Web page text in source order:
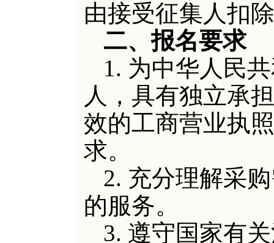
由接受征集人扣
二、报名要求
1. 为中华人民
人，具有独立承
效的工商营业执
求。
2. 充分理解采
的服务。
3. 遵守国家有